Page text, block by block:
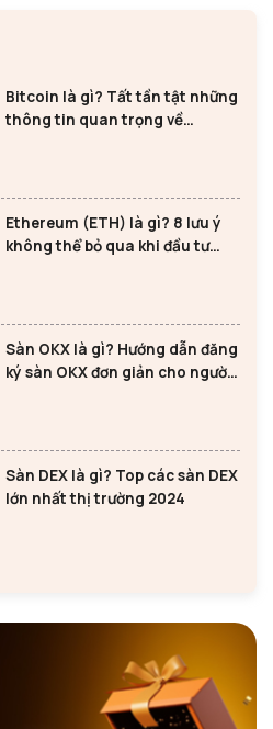
Bitcoin là gì? Tất tần tật những
thông tin quan trọng về
Ethereum (ETH) là gì? 8 lưu ý
không thể bỏ qua khi đầu tư
Sàn OKX là gì? Hướng dẫn đăng
ký sàn OKX đơn giản cho người
Sàn DEX là gì? Top các sàn DEX
lớn nhất thị trường 2024